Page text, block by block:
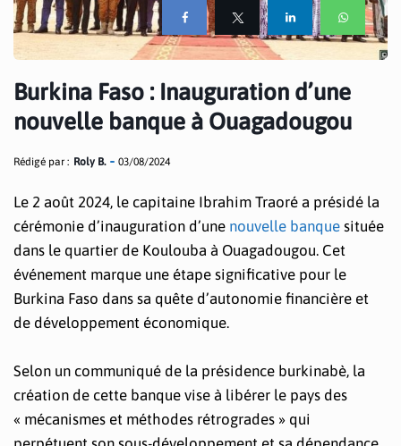
Burkina Faso : Inauguration d’une
nouvelle banque à Ouagadougou
Rédigé par : Roly B. 03/08/2024
Le 2 août 2024, le capitaine Ibrahim Traoré a présidé la
cérémonie d’inauguration d’une nouvelle banque située
dans le quartier de Koulouba à Ouagadougou. Cet
événement marque une étape significative pour le
Burkina Faso dans sa quête d’autonomie financière et
de développement économique.
Selon un communiqué de la présidence burkinabè, la
création de cette banque vise à libérer le pays des
« mécanismes et méthodes rétrogrades » qui